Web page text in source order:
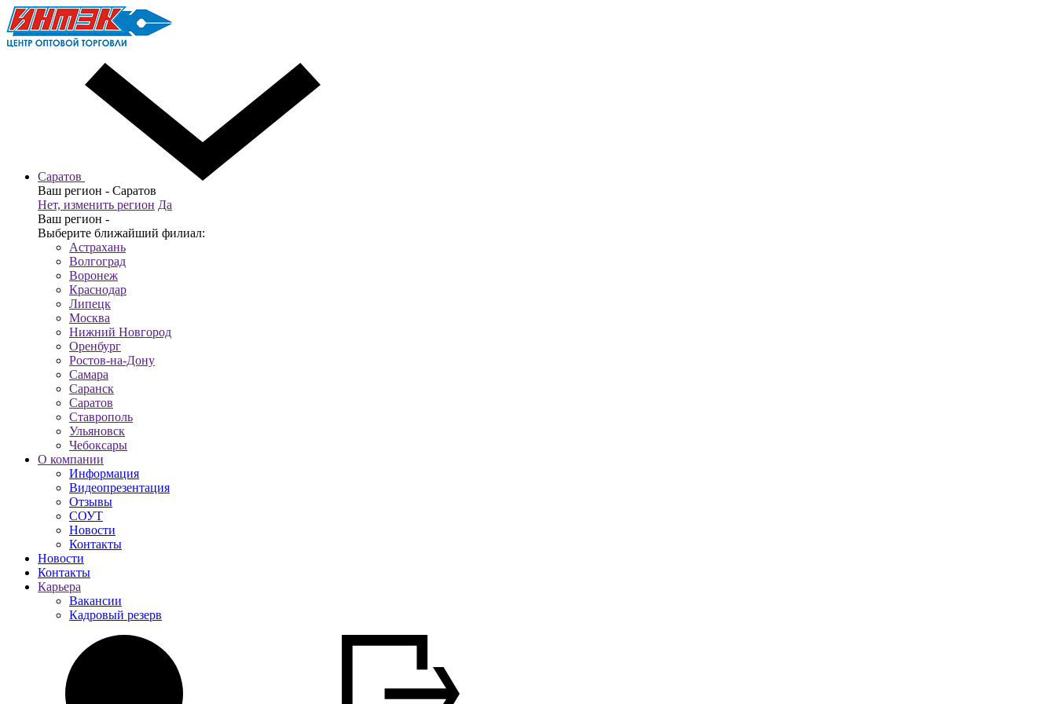
Саратов
Ваш регион - Саратов
Нет, изменить регион Да
Ваш регион -
Выберите ближайший филиал:
Астрахань
Волгоград
Воронеж
Краснодар
Липецк
Москва
Нижний Новгород
Оренбург
Ростов-на-Дону
Самара
Саранск
Саратов
Ставрополь
Ульяновск
Чебоксары
О компании
Информация
Видеопрезентация
Отзывы
СОУТ
Новости
Контакты
Новости
Контакты
Карьера
Вакансии
Кадровый резерв